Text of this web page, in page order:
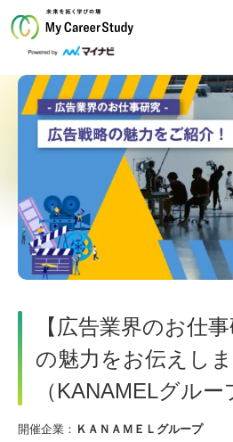
【広告業界のお仕
の魅力をお伝えしま
（KANAMELグルー
開催企業： ＫＡＮＡＭＥＬグループ